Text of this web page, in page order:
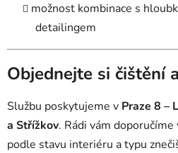
možnost kombinace s
detailingem
Objednejte si čištění
Službu poskytujeme v Praze 8 –
a Střížkov. Rádi vám
podle stavu interiéru a typu